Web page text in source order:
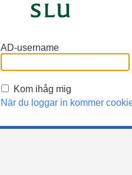
AD-username
Kom ihåg mig
När du loggar in kommer